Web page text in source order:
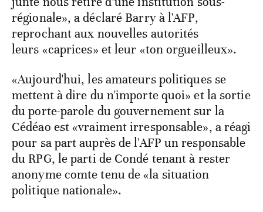
régionale», a déclaré Barry à l'AFP,
reprochant aux nouvelles autorités
leurs «caprices» et leur «ton orgueilleux».
«Aujourd'hui, les amateurs politiques se
mettent à dire du n'importe quoi» et la sortie
du porte-parole du gouvernement sur la
Cédéao est «vraiment irresponsable», a réagi
pour sa part auprès de l'AFP un responsable
du RPG, le parti de Condé tenant à rester
anonyme comte tenu de «la situation
politique nationale».